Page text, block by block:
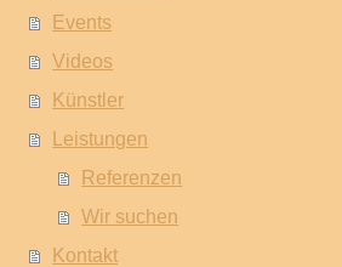
Events
Videos
Künstler
Leistungen
Referenzen
Wir suchen
Kontakt